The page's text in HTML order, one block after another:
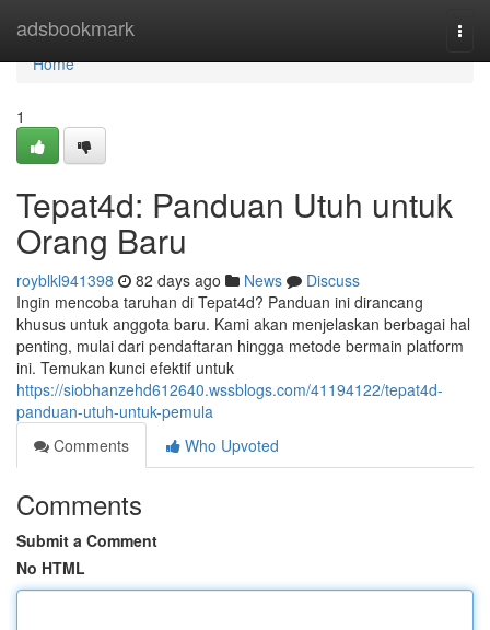
adsbookmark
Home
Home
1
Tepat4d: Panduan Utuh untuk
Orang Baru
royblkl941398 82 days ago News
Discuss
Ingin mencoba taruhan di Tepat4d? Panduan ini dirancang
khusus untuk anggota baru. Kami akan menjelaskan berbagai hal
penting, mulai dari pendaftaran hingga metode bermain platform
ini. Temukan kunci efektif untuk
https://siobhanzehd612640.wssblogs.com/41194122/tepat4d-
panduan-utuh-untuk-pemula
Comments
Who Upvoted
Comments
Submit a Comment
No HTML